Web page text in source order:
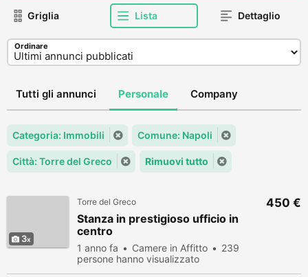
Griglia Lista Dettaglio
Ordinare
Tutti gli annunci Personale Company
Categoria: Immobili Comune: Napoli
Città: Torre del Greco Rimuovi tutto
3
Torre del Greco
Stanza in prestigioso ufficio in
centro
1 anno fa Camere in Affitto
239
persone hanno visualizzato
450 €